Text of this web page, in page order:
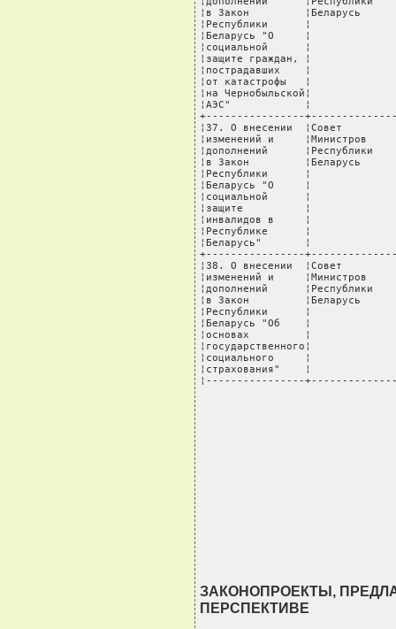
ЗАКОНОПРОЕКТЫ,
ПЕРСПЕКТИВЕ